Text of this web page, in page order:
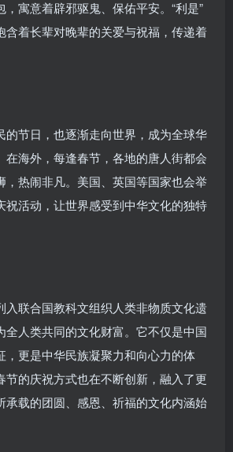
寓意着辟邪驱鬼、保佑平安。“利是”
含着长辈对晚辈的关爱与祝福，传递着
的节日，也逐渐走向世界，成为全球华
在海外，每逢春节，各地的唐人街都会
，热闹非凡。美国、英国等国家也会举
祝活动，让世界感受到中华文化的独特
入联合国教科文组织人类非物质文化遗
全人类共同的文化财富。它不仅是中国
，更是中华民族凝聚力和向心力的体
节的庆祝方式也在不断创新，融入了更
承载的团圆、感恩、祈福的文化内涵始